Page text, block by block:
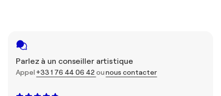
Parlez à un conseiller artistique
Appel +33 1 76 44 06 42ounous contacter